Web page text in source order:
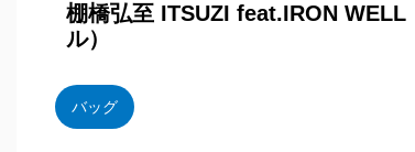
棚橋弘至 ITSUZI feat.IRON WELL
ル）
バッグ